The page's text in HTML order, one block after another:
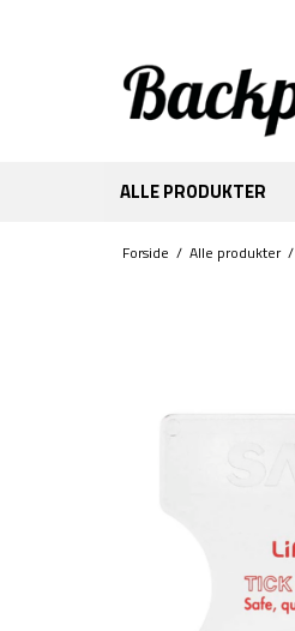
ALLE PRODUKTER
Forside / Alle produkter/